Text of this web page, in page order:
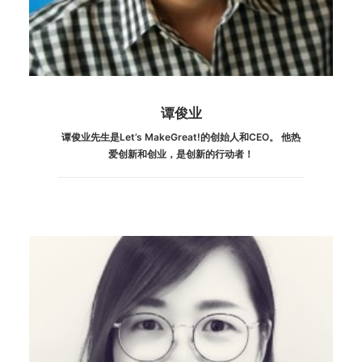
谭俊业
谭俊业先生是Let’s MakeGreat!的创始人和CEO。 他热
爱创新和创业，是创新的行动者！